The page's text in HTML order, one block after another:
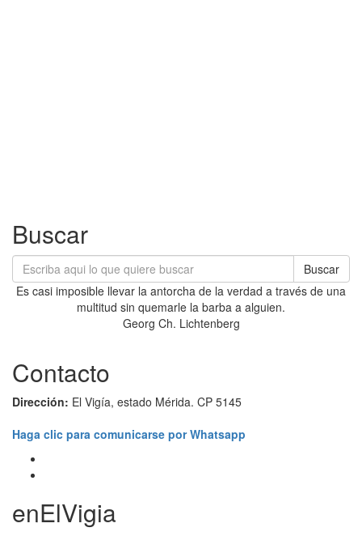
Buscar
Buscar
Es casi imposible llevar la antorcha de la verdad a través de una
multitud sin quemarle la barba a alguien.
Georg Ch. Lichtenberg
Contacto
Dirección: El Vigía, estado Mérida. CP 5145
Haga clic para comunicarse por Whatsapp
enElVigia